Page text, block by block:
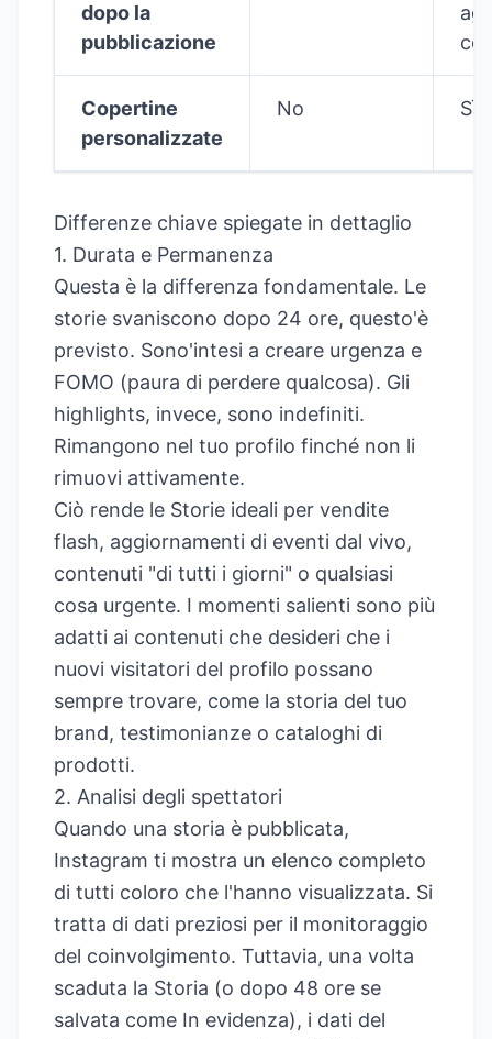
dopo la
pubblicazione
Copertine
personalizzate
No Sì
Differenze chiave spiegate in dettaglio
1. Durata e Permanenza
Questa è la differenza fondamentale. Le
storie svaniscono dopo 24 ore, questo'è
previsto. Sono'intesi a creare urgenza e
FOMO (paura di perdere qualcosa). Gli
highlights, invece, sono indefiniti.
Rimangono nel tuo profilo finché non li
rimuovi attivamente.
Ciò rende le Storie ideali per vendite
flash, aggiornamenti di eventi dal vivo,
contenuti "di tutti i giorni" o qualsiasi
cosa urgente. I momenti salienti sono più
adatti ai contenuti che desideri che i
nuovi visitatori del profilo possano
sempre trovare, come la storia del tuo
brand, testimonianze o cataloghi di
prodotti.
2. Analisi degli spettatori
Quando una storia è pubblicata,
Instagram ti mostra un elenco completo
di tutti coloro che l'hanno visualizzata. Si
tratta di dati preziosi per il monitoraggio
del coinvolgimento. Tuttavia, una volta
scaduta la Storia (o dopo 48 ore se
salvata come In evidenza), i dati del